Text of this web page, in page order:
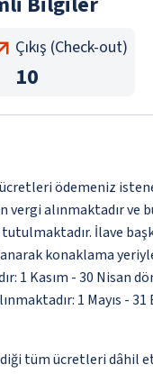
Çıkış (Check-out)
10
ödemeniz
vergi alınmaktadır ve
İlave
konaklama
1 Kasım - 30 Nisan
1 Mayıs -
tüm ücretleri dâhil